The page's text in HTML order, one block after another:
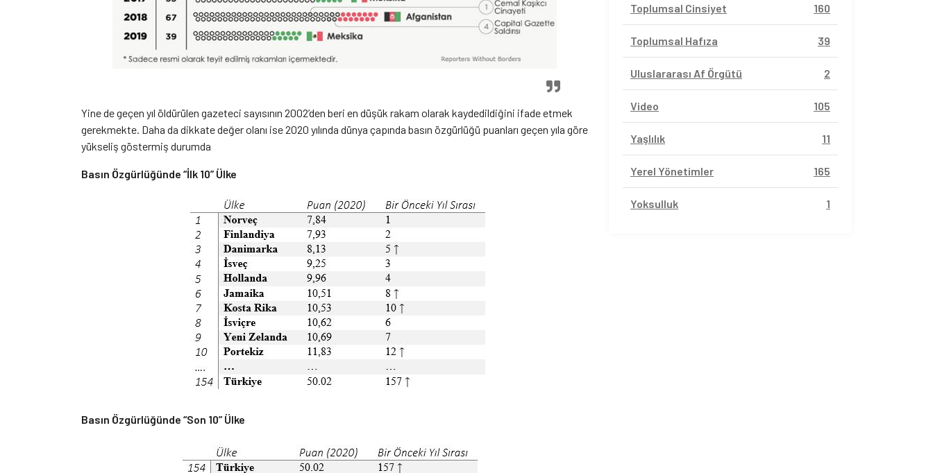
Yine de geçen yıl öldürülen gazeteci sayısının 2002’den beri en düşük rakam olarak kaydedildiğini ifade etmek
gerekmekte. Daha da dikkate değer olanı ise 2020 yılında dünya çapında basın özgürlüğü puanları geçen yıla göre
yükseliş göstermiş durumda
Basın Özgürlüğünde “İlk 10” Ülke
Basın Özgürlüğünde “Son 10” Ülke
Toplumsal Cinsiyet 160
Toplumsal Hafıza 39
Uluslararası Af Örgütü 2
Video 105
Yaşlılık 11
Yerel Yönetimler 165
Yoksulluk 1